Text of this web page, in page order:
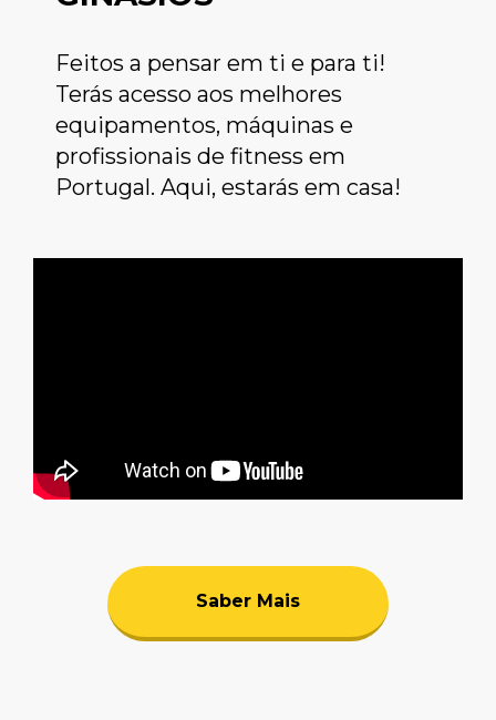
Feitos a pensar em ti e para ti!
Terás acesso aos melhores
equipamentos, máquinas e
profissionais de fitness em
Portugal. Aqui, estarás em casa!
Saber Mais